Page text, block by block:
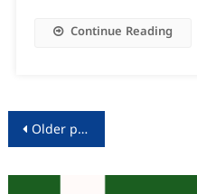
Continue Reading
Posts
Older posts